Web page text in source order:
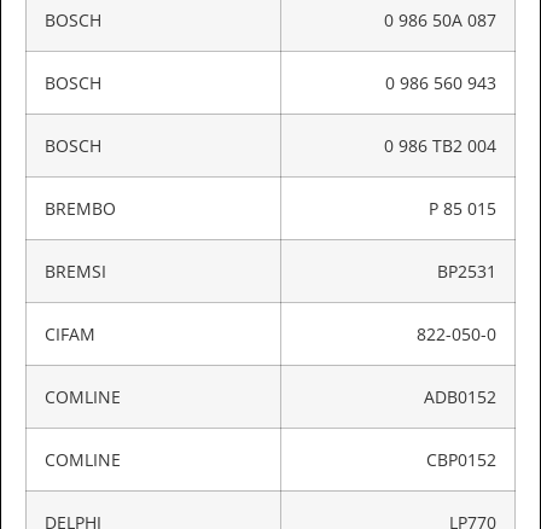
BOSCH 0 986 50A 087
BOSCH 0 986 560 943
BOSCH 0 986 TB2 004
BREMBO P 85 015
BREMSI BP2531
CIFAM 822-050-0
COMLINE ADB0152
COMLINE CBP0152
DELPHI LP770